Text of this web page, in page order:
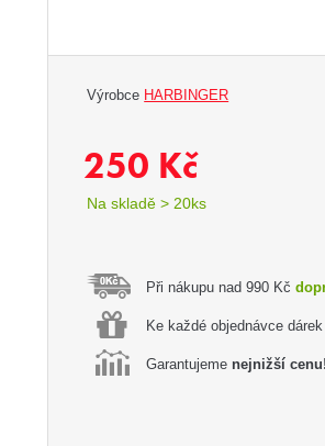
Výrobce HARBINGER
250 Kč
Na skladě > 20ks
Při nákupu nad 990 Kč
Ke každé objednávce
Garantujeme nejnižší cenu!